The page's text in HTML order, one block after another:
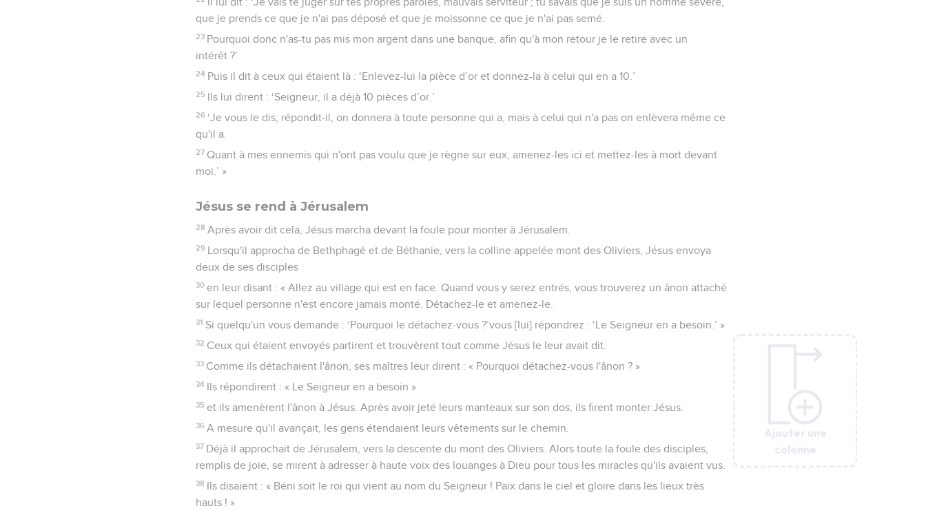
Ajouter une
colonne
que je prends ce que je n'ai pas déposé et que je moissonne ce que je n'ai pas semé.
23 Pourquoi donc n'as-tu pas mis mon argent dans une banque, afin qu'à mon retour je le retire avec un
intérêt ?’
24 Puis il dit à ceux qui étaient là : ‘Enlevez-lui la pièce d’or et donnez-la à celui qui en a 10.’
25 Ils lui dirent : ‘Seigneur, il a déjà 10 pièces d’or.’
26 ‘Je vous le dis, répondit-il, on donnera à toute personne qui a, mais à celui qui n'a pas on enlèvera même ce
qu'il a.
27 Quant à mes ennemis qui n'ont pas voulu que je règne sur eux, amenez-les ici et mettez-les à mort devant
moi.’ »
Jésus se rend à Jérusalem
28 Après avoir dit cela, Jésus marcha devant la foule pour monter à Jérusalem.
29 Lorsqu'il approcha de Bethphagé et de Béthanie, vers la colline appelée mont des Oliviers, Jésus envoya
deux de ses disciples
30 en leur disant : « Allez au village qui est en face. Quand vous y serez entrés, vous trouverez un ânon attaché
sur lequel personne n'est encore jamais monté. Détachez-le et amenez-le.
31 Si quelqu'un vous demande : ‘Pourquoi le détachez-vous ?’vous [lui] répondrez : ‘Le Seigneur en a besoin.’ »
32 Ceux qui étaient envoyés partirent et trouvèrent tout comme Jésus le leur avait dit.
33 Comme ils détachaient l'ânon, ses maîtres leur dirent : « Pourquoi détachez-vous l'ânon ? »
34 Ils répondirent : « Le Seigneur en a besoin »
35 et ils amenèrent l'ânon à Jésus. Après avoir jeté leurs manteaux sur son dos, ils firent monter Jésus.
36 A mesure qu'il avançait, les gens étendaient leurs vêtements sur le chemin.
37 Déjà il approchait de Jérusalem, vers la descente du mont des Oliviers. Alors toute la foule des disciples,
remplis de joie, se mirent à adresser à haute voix des louanges à Dieu pour tous les miracles qu'ils avaient vus.
38 Ils disaient : « Béni soit le roi qui vient au nom du Seigneur ! Paix dans le ciel et gloire dans les lieux très
hauts ! »
Ajouter une
colonne
Ajouter une
colonne
Ajouter une
colonne
Ajouter une
colonne